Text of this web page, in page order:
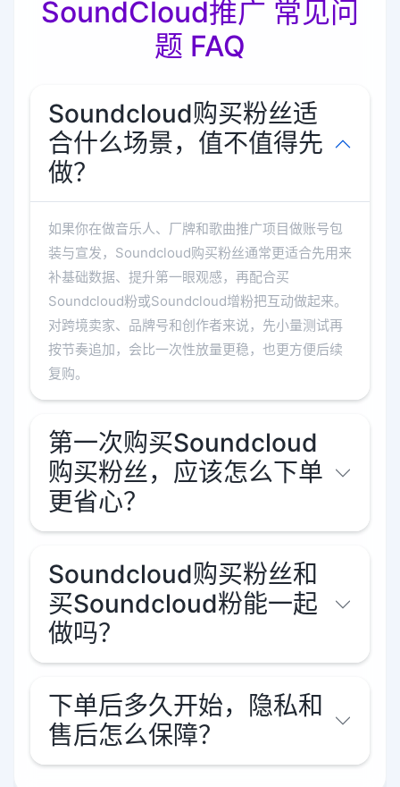
SoundCloud推广 常见问
题 FAQ
Soundcloud购买粉丝适
合什么场景，值不值得先
做？
如果你在做音乐人、厂牌和歌曲推广项目做账号包
装与宣发，Soundcloud购买粉丝通常更适合先用来
补基础数据、提升第一眼观感，再配合买
Soundcloud粉或Soundcloud增粉把互动做起来。
对跨境卖家、品牌号和创作者来说，先小量测试再
按节奏追加，会比一次性放量更稳，也更方便后续
复购。
第一次购买Soundcloud
购买粉丝，应该怎么下单
更省心？
Soundcloud购买粉丝和
买Soundcloud粉能一起
做吗？
下单后多久开始，隐私和
售后怎么保障？